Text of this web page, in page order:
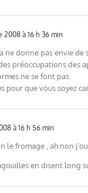
2008 à 16 h 36 min
ne donne pas envie
préoccupations des
ne se font pas.
pour que vous soyez
à 16 h 56 min
le fromage , ah non
en disent long